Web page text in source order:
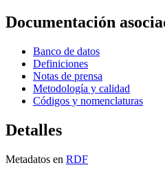
Documentación
Banco de datos
Definiciones
Notas de prensa
Metodología y calidad
Códigos y nomenclaturas
Detalles
Metadatos en RDF